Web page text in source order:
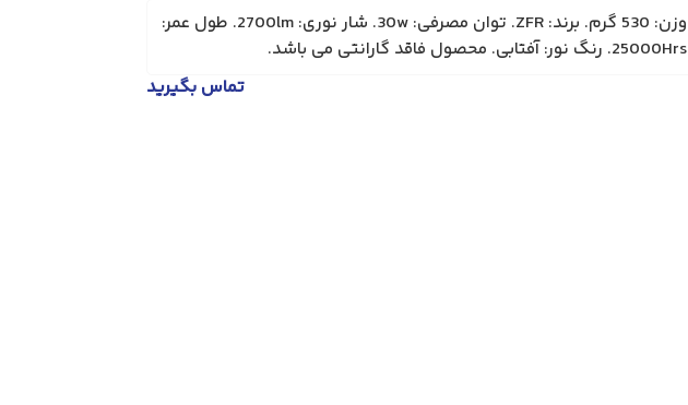
وزن: 530 گرم. برند: ZFR. توان مصرفی: 30w. شار نوری: 2700lm. طول عمر:
25000Hrs. رنگ نور: آفتابی. محصول فاقد گارانتی می باشد.
تماس بگیرید